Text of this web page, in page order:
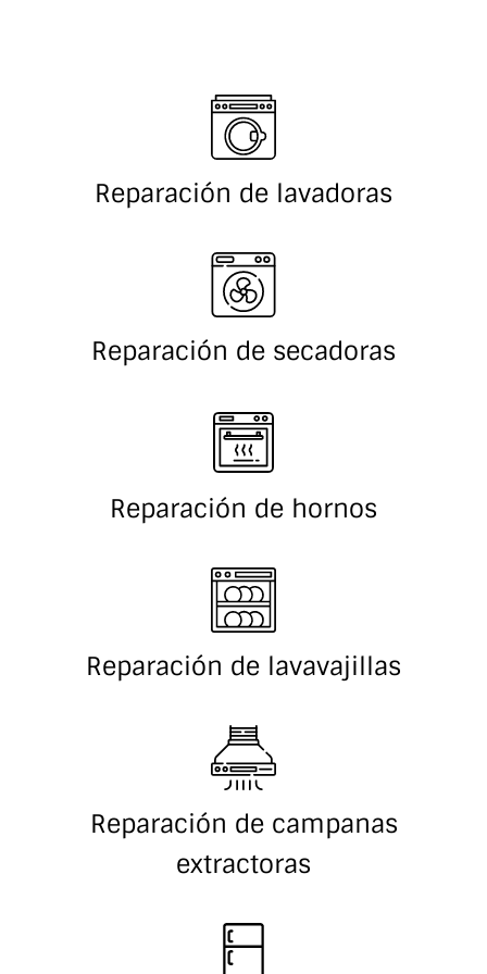
Reparación de lavadoras
Reparación de secadoras
Reparación de hornos
Reparación de lavavajillas
Reparación de campanas
extractoras